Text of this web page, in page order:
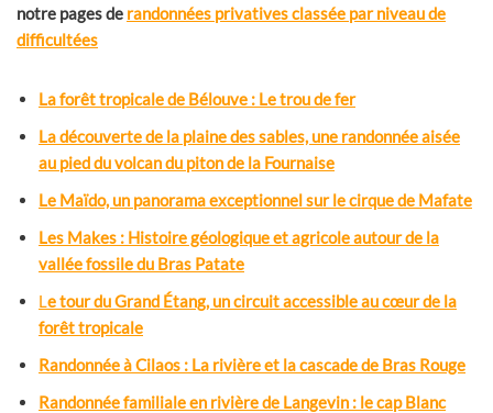
notre pages de randonnées privatives classée par niveau de
difficultées
La forêt tropicale de Bélouve : Le trou de fer
La découverte de la plaine des sables, une randonnée aisée
au pied du volcan du piton de la Fournaise
Le Maïdo, un panorama exceptionnel sur le cirque de Mafate
Les Makes : Histoire géologique et agricole autour de la
vallée fossile du Bras Patate
Le tour du Grand Étang, un circuit accessible au cœur de la
forêt tropicale
Randonnée à Cilaos : La rivière et la cascade de Bras Rouge
Randonnée familiale en rivière de Langevin : le cap Blanc